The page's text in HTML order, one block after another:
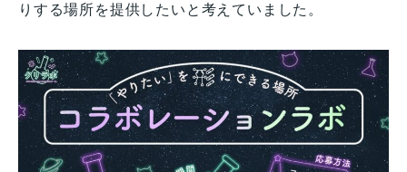
りする場所を提供したいと考えていました。